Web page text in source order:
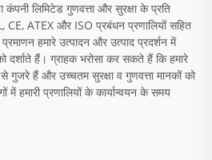
लिमिटेड गुणवत्ता और सुरक्षा के प्रति
CE, ATEX और ISO प्रबंधन प्रणालियों सहित
हमारे उत्पादन और उत्पाद प्रदर्शन में
दर्शाते हैं। ग्राहक भरोसा कर सकते हैं कि हमारे
से गुजरे हैं और उच्चतम सुरक्षा व गुणवत्ता मानकों को
में हमारी प्रणालियों के कार्यान्वयन के समय